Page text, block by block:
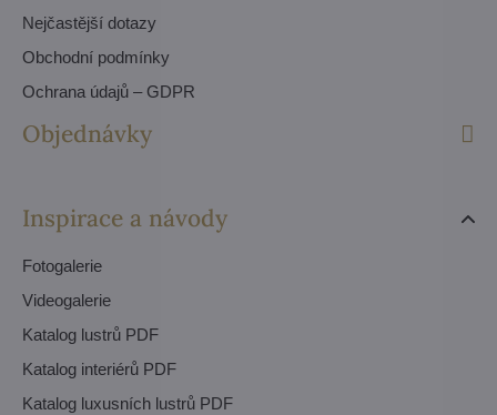
Nejčastější dotazy
Obchodní podmínky
Ochrana údajů – GDPR
Objednávky
Inspirace a návody
Fotogalerie
Videogalerie
Katalog lustrů PDF
Katalog interiérů PDF
Katalog luxusních lustrů PDF